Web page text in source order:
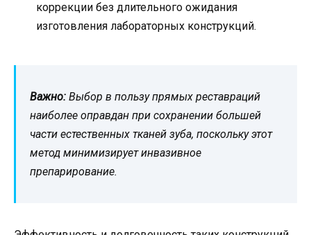
коррекции без длительного ожидания
изготовления лабораторных конструкций.
Важно: Выбор в пользу прямых реставраций
наиболее оправдан при сохранении большей
части естественных тканей зуба, поскольку этот
метод минимизирует инвазивное
препарирование.